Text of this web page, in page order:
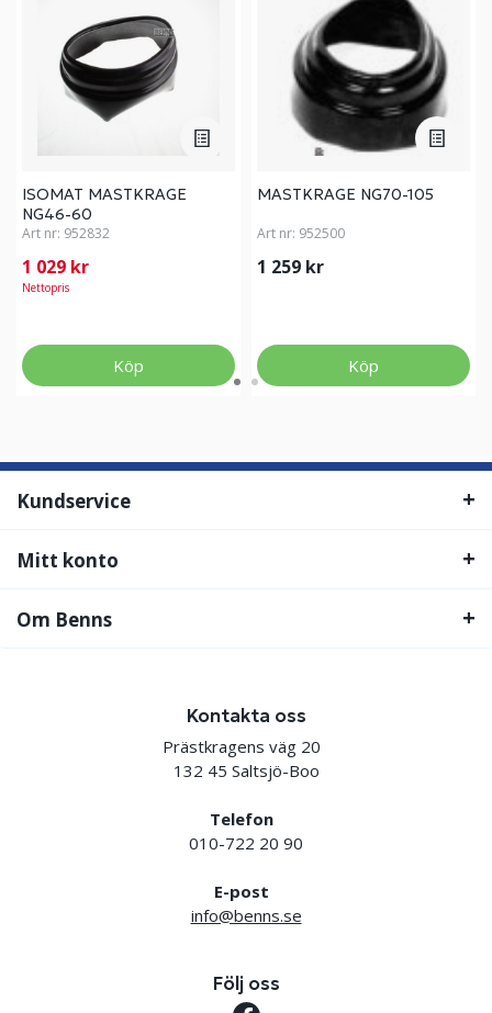
ISOMAT MASTKRAGE
NG46-60
Art nr: 952832
1 029 kr
Nettopris
Köp
MASTKRAGE NG70-105
Art nr: 952500
1 259 kr
Köp
Kundservice
Mitt konto
Om Benns
Kontakta oss
Prästkragens väg 20
132 45 Saltsjö-Boo
Telefon
010-722 20 90
E-post
info@benns.se
Följ oss